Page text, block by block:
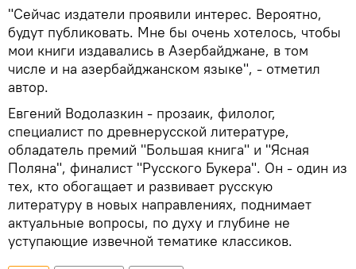
"Сейчас издатели проявили интерес. Вероятно,
будут публиковать. Мне бы очень хотелось, чтобы
мои книги издавались в Азербайджане, в том
числе и на азербайджанском языке", - отметил
автор.
Евгений Водолазкин - прозаик, филолог,
специалист по древнерусской литературе,
обладатель премий "Большая книга" и "Ясная
Поляна", финалист "Русского Букера". Он - один из
тех, кто обогащает и развивает русскую
литературу в новых направлениях, поднимает
актуальные вопросы, по духу и глубине не
уступающие извечной тематике классиков.